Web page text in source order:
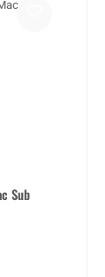
Sub